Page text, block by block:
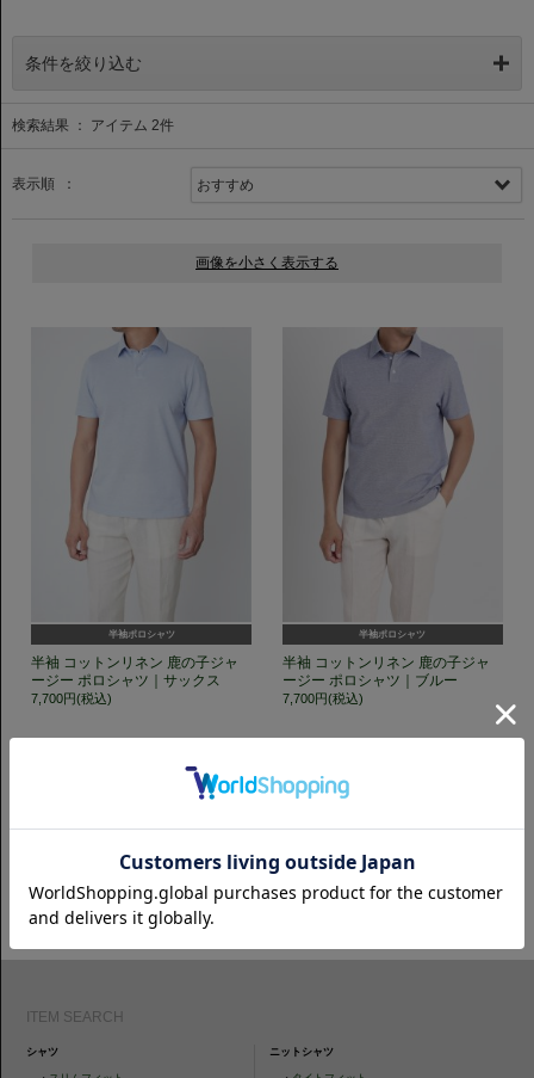
条件を絞り込む
検索結果 ： アイテム 2件
表示順 ：
半袖ポロシャツ
半袖 コットンリネン 鹿の子ジャ
ージー ポロシャツ｜サックス
7,700円(税込)
半袖ポロシャツ
半袖 コットンリネン 鹿の子ジャ
ージー ポロシャツ｜ブルー
7,700円(税込)
GET TO KNOW US
CAMICIANISTAの最新情報、スタイル提案などをおしらせします。是非フ
ォローください。
ITEM SEARCH
シャツ ニットシャツ